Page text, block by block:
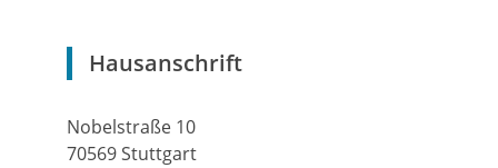
Hausanschrift
Nobelstraße 10
70569Stuttgart